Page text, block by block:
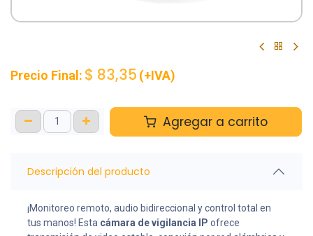
Precio Final: $ 83,35 (+IVA)
Agregar a carrito
Descripción del producto
¡Monitoreo remoto, audio bidireccional y control total en
tus manos! Esta cámara de vigilancia IP ofrece